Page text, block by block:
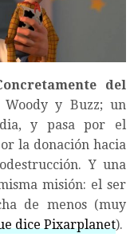
del
y Buzz; un
y pasa por el
la donación hacia
Y una
misión: el ser
de menos (muy
dice Pixarplanet).